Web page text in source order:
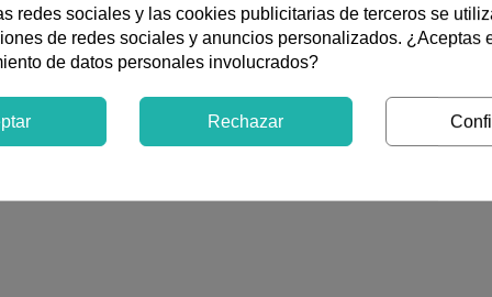
redes sociales y las cookies publicitarias de terceros se
de redes sociales y anuncios personalizados. ¿Aceptas
de datos personales involucrados?
Rechazar